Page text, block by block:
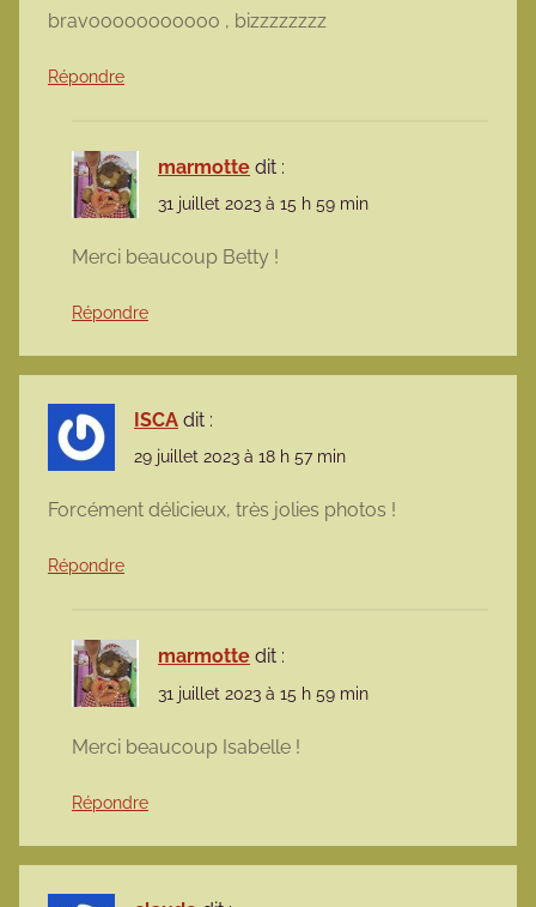
bravooooooooooo , bizzzzzzzz
Répondre
marmotte dit :
31 juillet 2023 à 15 h 59 min
Merci beaucoup Betty !
Répondre
ISCA dit :
29 juillet 2023 à 18 h 57 min
Forcément délicieux, très jolies photos !
Répondre
marmotte dit :
31 juillet 2023 à 15 h 59 min
Merci beaucoup Isabelle !
Répondre